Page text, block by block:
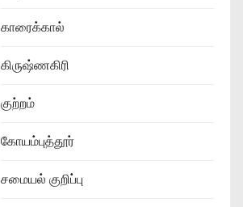
காரைக்கால்
கிருஷ்ணகிரி
குற்றம்
கோயம்புத்தூர்
சமையல் குறிப்பு